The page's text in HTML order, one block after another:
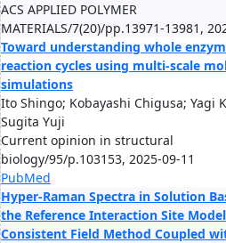
ACS APPLIED POLYMER
MATERIALS/7(20)/pp.13971-13981,
Toward understanding whole
reaction cycles using multi-scale
simulations
Ito Shingo; Kobayashi Chigusa; Yagi
Sugita Yuji
Current opinion in structural
biology/95/p.103153, 2025-09-11
PubMed
Hyper-Raman Spectra in Solution
the Reference Interaction Site
Consistent Field Method Coupled